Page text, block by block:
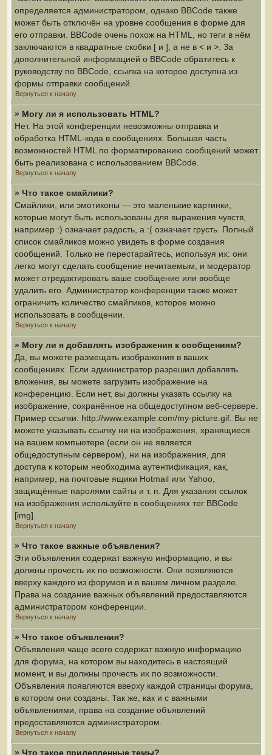
определяется администратором, однако BBCode также
может быть отключён на уровне сообщения в форме для
его отправки. BBCode очень похож на HTML, но теги в нём
заключаются в квадратные скобки [ и ], а не в < и >. За
дополнительной информацией о BBCode обратитесь к
руководству по BBCode, ссылка на которое доступна из
формы отправки сообщений.
Вернуться к началу
» Могу ли я использовать HTML?
Нет. На этой конференции невозможны отправка и
обработка HTML-кода в сообщениях. Большая часть
возможностей HTML по форматированию сообщений может
быть реализована с использованием BBCode.
Вернуться к началу
» Что такое смайлики?
Смайлики, или эмотиконы — это маленькие картинки,
которые могут быть использованы для выражения чувств,
например :) означает радость, а :( означает грусть. Полный
список смайликов можно увидеть в форме создания
сообщений. Только не перестарайтесь, используя их: они
легко могут сделать сообщение нечитаемым, и модератор
может отредактировать ваше сообщение или вообще
удалить его. Администратор конференции также может
ограничить количество смайликов, которое можно
использовать в сообщении.
Вернуться к началу
» Могу ли я добавлять изображения к сообщениям?
Да, вы можете размещать изображения в ваших
сообщениях. Если администратор разрешил добавлять
вложения, вы можете загрузить изображение на
конференцию. Если нет, вы должны указать ссылку на
изображение, сохранённое на общедоступном веб-сервере.
Пример ссылки: http://www.example.com/my-picture.gif. Вы не
можете указывать ссылку ни на изображения, хранящиеся
на вашем компьютере (если он не является
общедоступным сервером), ни на изображения, для
доступа к которым необходима аутентификация, как,
например, на почтовые ящики Hotmail или Yahoo,
защищённые паролями сайты и т. п. Для указания ссылок
на изображения используйте в сообщениях тег BBCode
[img].
Вернуться к началу
» Что такое важные объявления?
Эти объявления содержат важную информацию, и вы
должны прочесть их по возможности. Они появляются
вверху каждого из форумов и в вашем личном разделе.
Права на создание важных объявлений предоставляются
администратором конференции.
Вернуться к началу
» Что такое объявления?
Объявления чаще всего содержат важную информацию
для форума, на котором вы находитесь в настоящий
момент, и вы должны прочесть их по возможности.
Объявления появляются вверху каждой страницы форума,
в котором они созданы. Так же, как и с важными
объявлениями, права на создание объявлений
предоставляются администратором.
Вернуться к началу
» Что такое прилепленные темы?